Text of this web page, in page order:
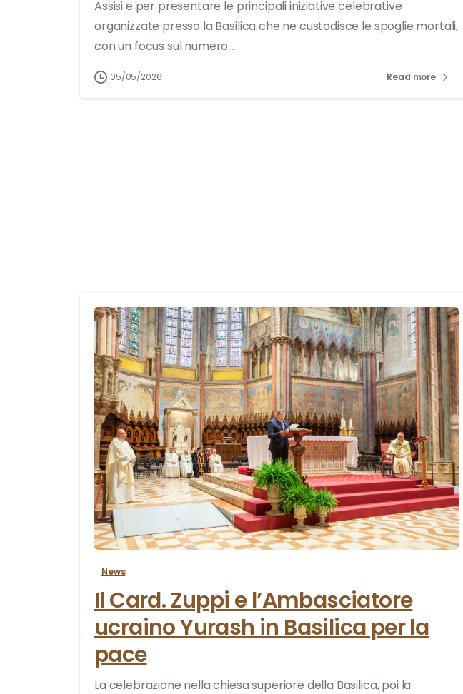
Assisi e per presentare le principali iniziative celebrative
organizzate presso la Basilica che ne custodisce le spoglie mortali,
con un focus sul numero...
05/05/2026 Read more
3
News
Il Card. Zuppi e l’Ambasciatore
ucraino Yurash in Basilica per la
pace
La celebrazione nella chiesa superiore della Basilica, poi la